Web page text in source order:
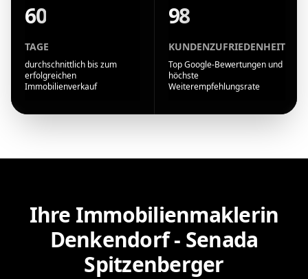
60
TAGE
durchschnittlich bis zum
erfolgreichen
Immobilienverkauf
98
KUNDENZUFRIEDENHEIT
Top Google-Bewertungen und
höchste
Weiterempfehlungsrate
Ihre Immobilienmaklerin
Denkendorf - Senada
Spitzenberger